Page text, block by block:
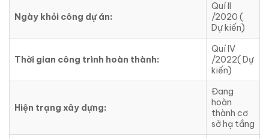
Ngày khỏi công dự án:
Quí II
/2020 (
Dự kiến)
Thời gian công trình hoàn thành:
Quí IV
/2022( Dự
kiến)
Hiện trạng xây dựng:
Đang
hoàn
thành cơ
sở hạ tầng